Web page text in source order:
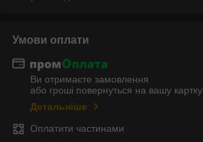
Умови оплати
Ви отримаєте замовлення
або гроші повернуться на вашу картку
Детальніше
Оплатити частинами